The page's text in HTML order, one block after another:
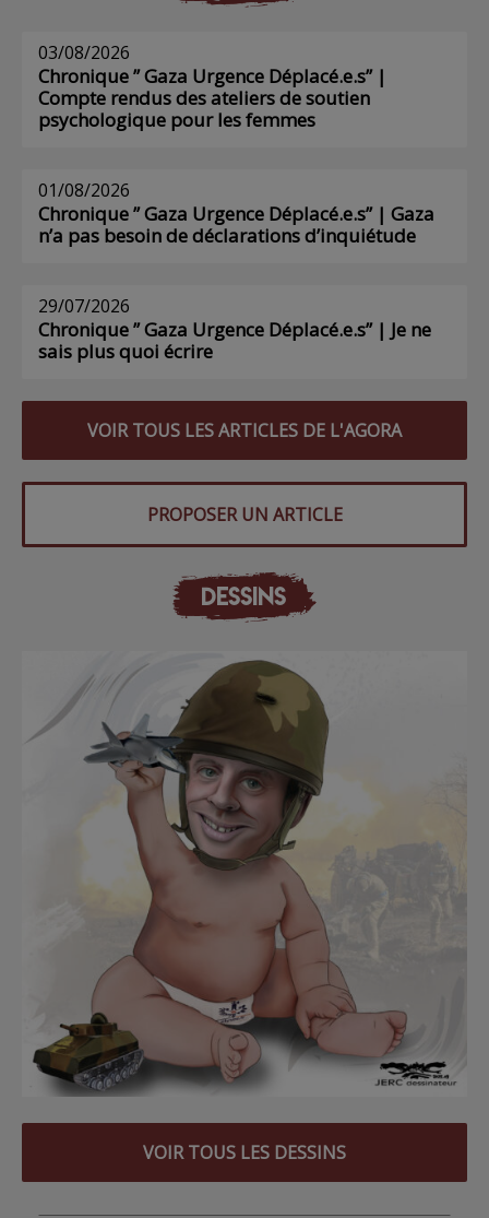
03/08/2026
Chronique ” Gaza Urgence Déplacé.e.s” |
Compte rendus des ateliers de soutien
psychologique pour les femmes
01/08/2026
Chronique ” Gaza Urgence Déplacé.e.s” | Gaza
n’a pas besoin de déclarations d’inquiétude
29/07/2026
Chronique ” Gaza Urgence Déplacé.e.s” | Je ne
sais plus quoi écrire
VOIR TOUS LES ARTICLES DE L'AGORA
PROPOSER UN ARTICLE
DESSINS
VOIR TOUS LES DESSINS